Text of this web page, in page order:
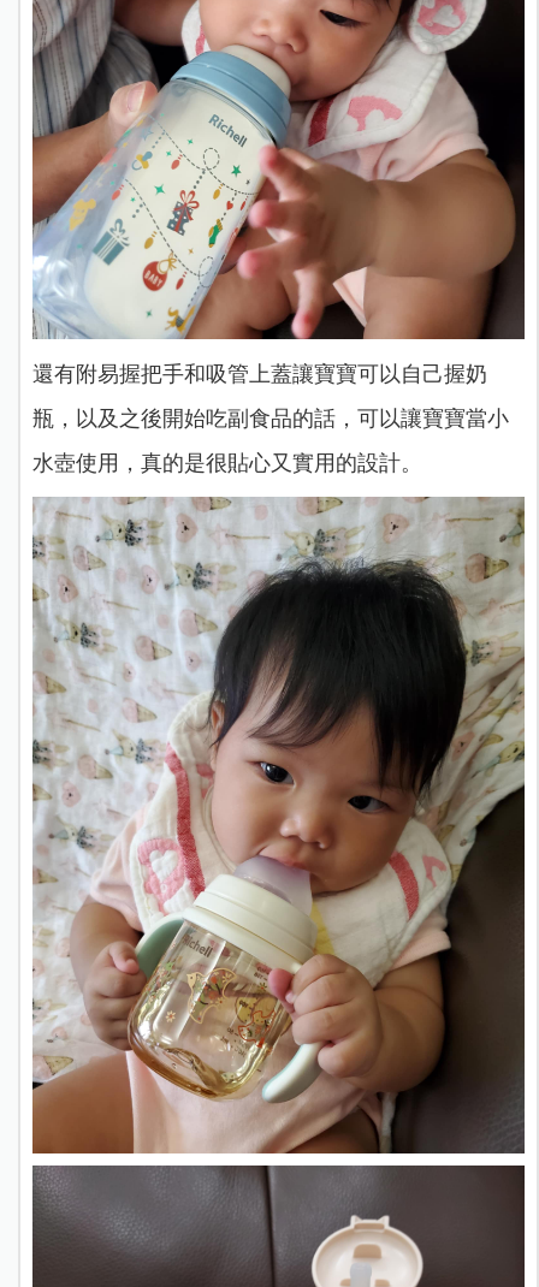
還有附易握把手和吸管上蓋讓寶寶可以自己握奶
瓶，以及之後開始吃副食品的話，可以讓寶寶當小
水壺使用，真的是很貼心又實用的設計。